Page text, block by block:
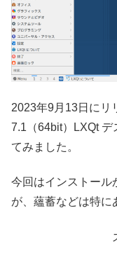
2023年9月13日にリ
7.1（64bit）LXQt デ
てみました。
今回はインストール
が、蘊蓄などは特に